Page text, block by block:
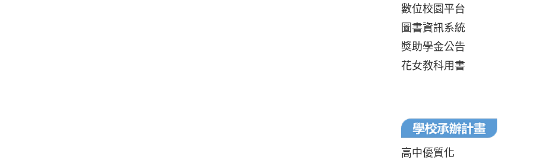
數位校園平台
圖書資訊系統
獎助學金公告
花女教科用書
高中優質化